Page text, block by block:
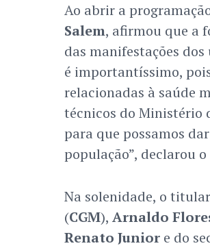
Ao abrir a
Salem, afirmou que a
das manifestações
é importantíssimo,
relacionadas à saúde
técnicos do Ministério
para que possamos
população”, declarou
Na solenidade, o
(CGM), Arnaldo
Renato Juniore do